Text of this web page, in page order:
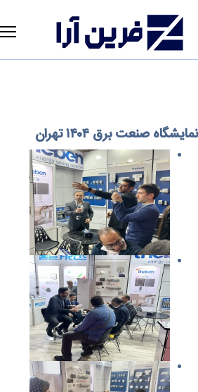
نمایشگاه صنعت برق ۱۴۰۴ تهران